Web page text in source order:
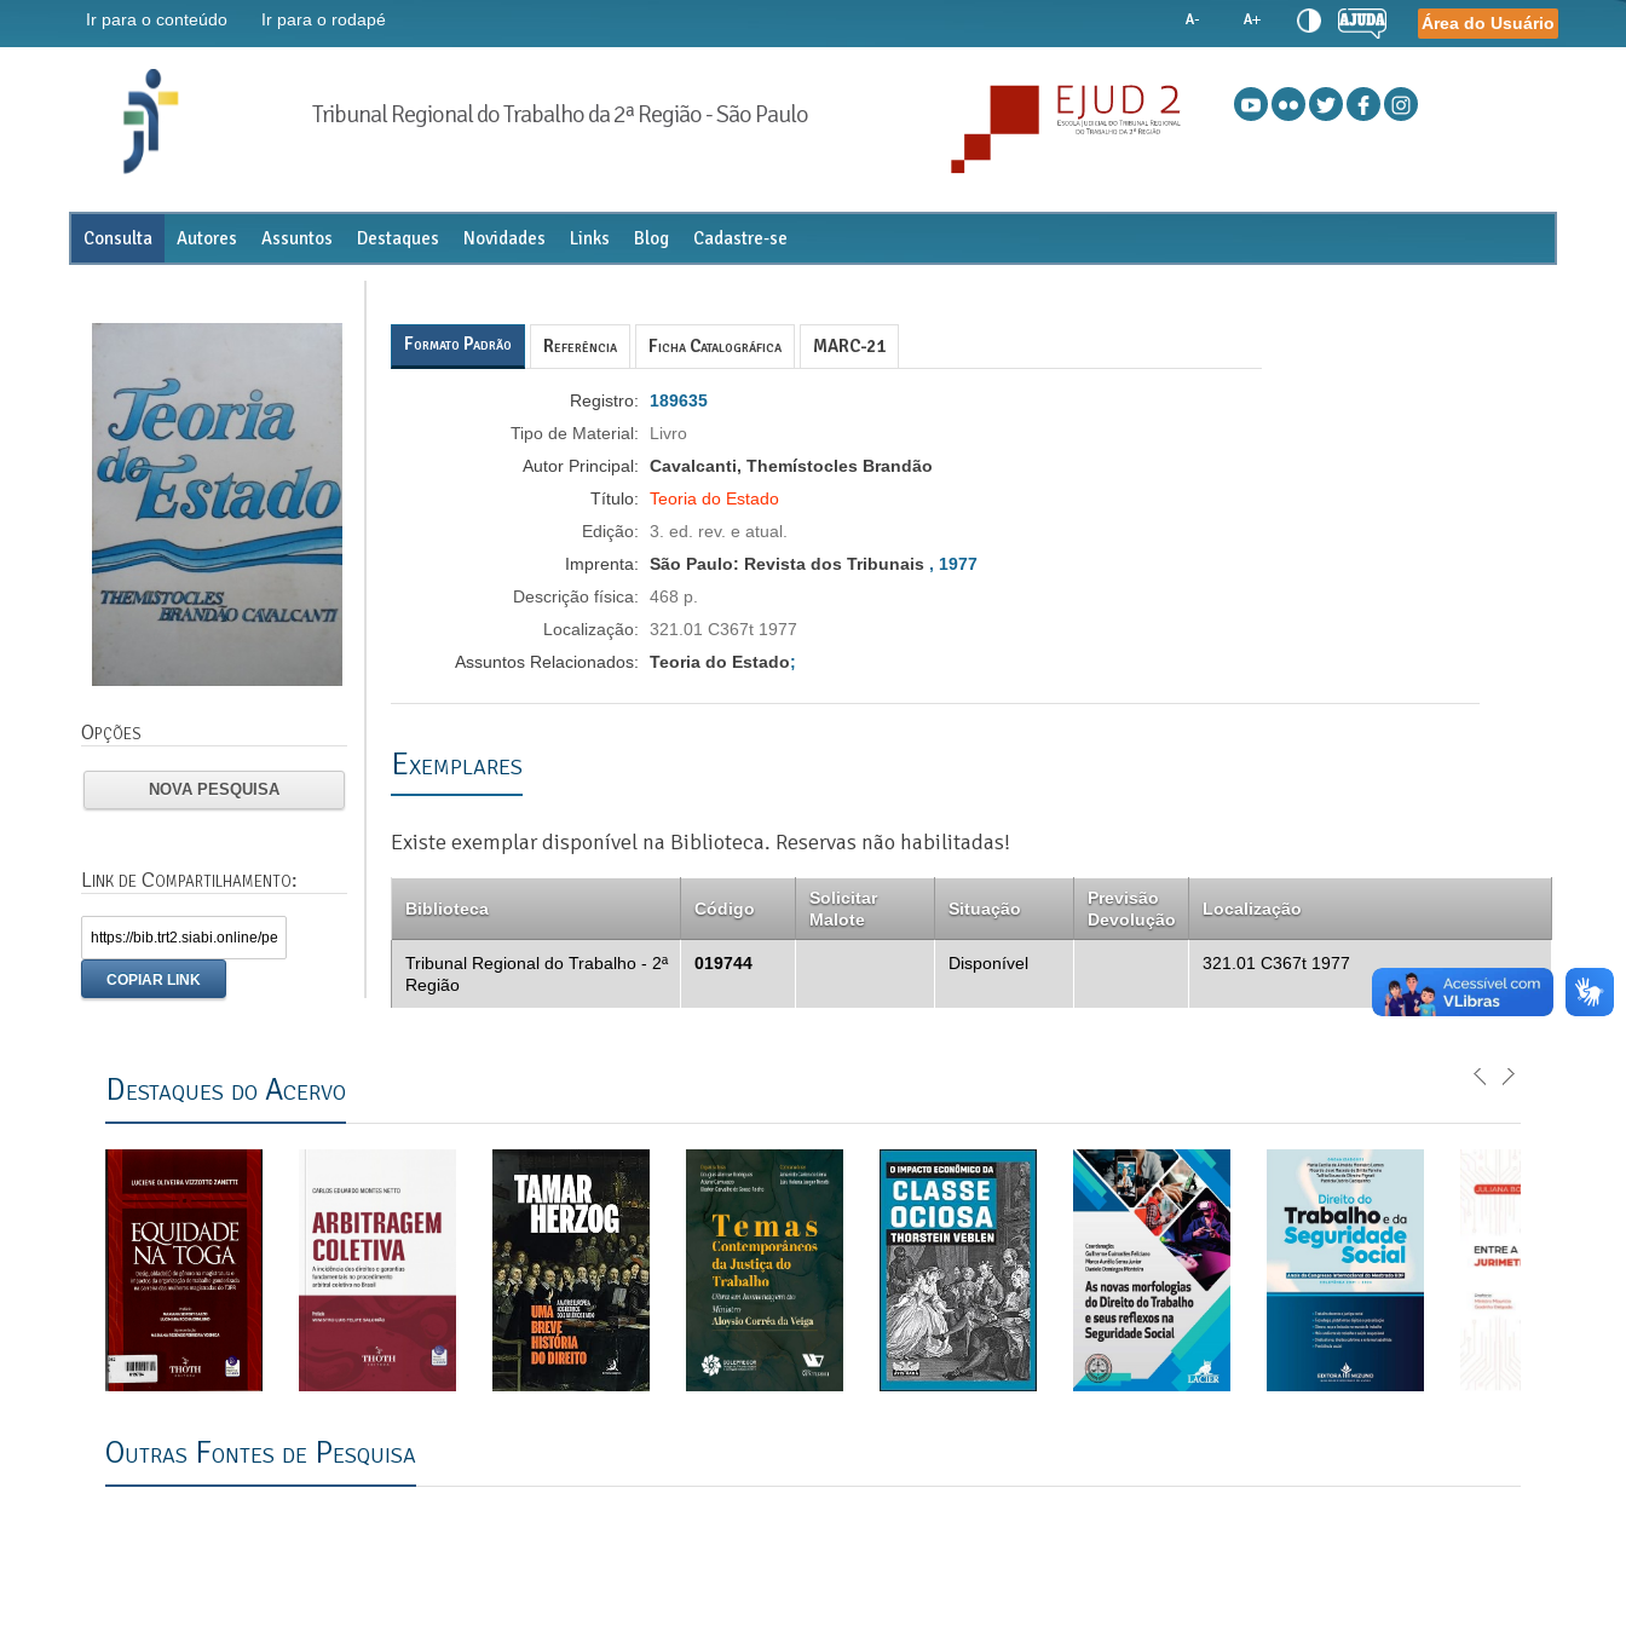
Ir para o conteúdo Ir para o rodapé Área do Usuário
Tribunal Regional do Trabalho da 2ª Região - São Paulo
Consulta Autores Assuntos Destaques Novidades Links Blog Cadastre-se
Opções
NOVA PESQUISA
Link de Compartilhamento:
COPIAR LINK
Formato Padrão Referência Ficha Catalográfica MARC-21
Registro:
189635
Tipo de Material:
Livro
Autor Principal:
Cavalcanti, Themístocles Brandão
Título:
Teoria do Estado
Edição:
3. ed. rev. e atual.
Imprenta:
São Paulo: Revista dos Tribunais , 1977
Descrição física:
468 p.
Localização:
321.01 C367t 1977
Assuntos Relacionados:
Teoria do Estado;
Exemplares
Existe exemplar disponível na Biblioteca. Reservas não habilitadas!
Biblioteca Código
Solicitar
Malote
Situação
Previsão
Devolução
Localização
Tribunal Regional do Trabalho - 2ª
Região
019744 Disponível 321.01 C367t 1977
Destaques do Acervo
Outras Fontes de Pesquisa